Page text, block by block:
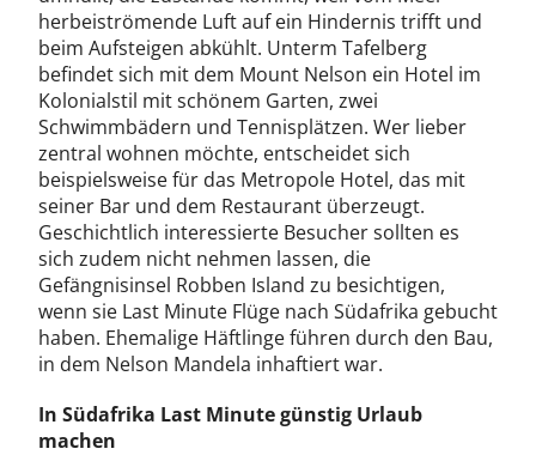
herbeiströmende Luft auf ein Hindernis trifft und
beim Aufsteigen abkühlt. Unterm Tafelberg
befindet sich mit dem Mount Nelson ein Hotel im
Kolonialstil mit schönem Garten, zwei
Schwimmbädern und Tennisplätzen. Wer lieber
zentral wohnen möchte, entscheidet sich
beispielsweise für das Metropole Hotel, das mit
seiner Bar und dem Restaurant überzeugt.
Geschichtlich interessierte Besucher sollten es
sich zudem nicht nehmen lassen, die
Gefängnisinsel Robben Island zu besichtigen,
wenn sie Last Minute Flüge nach Südafrika gebucht
haben. Ehemalige Häftlinge führen durch den Bau,
in dem Nelson Mandela inhaftiert war.
In Südafrika Last Minute günstig Urlaub
machen